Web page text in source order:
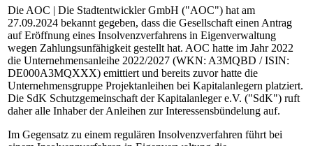
Die AOC | Die Stadtentwickler GmbH ("AOC") hat am
27.09.2024 bekannt gegeben, dass die Gesellschaft einen Antrag
auf Eröffnung eines Insolvenzverfahrens in Eigenverwaltung
wegen Zahlungsunfähigkeit gestellt hat. AOC hatte im Jahr 2022
die Unternehmensanleihe 2022/2027 (WKN: A3MQBD / ISIN:
DE000A3MQXXX) emittiert und bereits zuvor hatte die
Unternehmensgruppe Projektanleihen bei Kapitalanlegern platziert.
Die SdK Schutzgemeinschaft der Kapitalanleger e.V. ("SdK") ruft
daher alle Inhaber der Anleihen zur Interessensbündelung auf.
Im Gegensatz zu einem regulären Insolvenzverfahren führt bei